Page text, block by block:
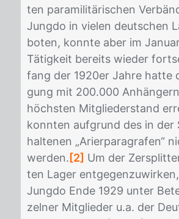
ten pa­ra­mi­li­tä­ri­schen
Jung­do in vie­len deut­schen
bo­ten, konn­te aber im
Tä­tig­keit be­reits wie­der
fang der 1920er Jah­re hat­te
gung mit 200.000
höchs­ten Mit­glie­der­stand
konn­ten auf­grund des in
hal­te­nen „Ari­er­pa­ra­gra­fen“
wer­den.[2] Um der
ten La­ger
Jung­do Ende 1929 un­ter
zel­ner Mit­glie­der u.a. der